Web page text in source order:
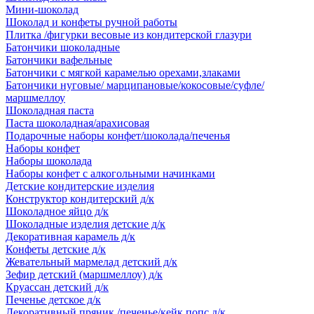
Мини-шоколад
Шоколад и конфеты ручной работы
Плитка /фигурки весовые из кондитерской глазури
Батончики шоколадные
Батончики вафельные
Батончики с мягкой карамелью орехами,злаками
Батончики нуговые/ марципановые/кокосовые/суфле/
маршмеллоу
Шоколадная паста
Паста шоколадная/арахисовая
Подарочные наборы конфет/шоколада/печенья
Наборы конфет
Наборы шоколада
Наборы конфет с алкогольными начинками
Детские кондитерские изделия
Конструктор кондитерский д/к
Шоколадное яйцо д/к
Шоколадные изделия детские д/к
Декоративная карамель д/к
Конфеты детские д/к
Жевательный мармелад детский д/к
Зефир детский (маршмеллоу) д/к
Круассан детский д/к
Печенье детское д/к